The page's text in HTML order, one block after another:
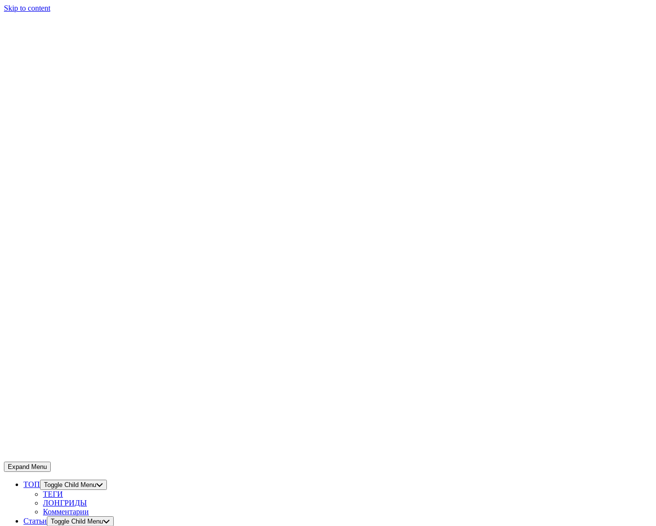
Skip to content
Expand Menu
ТОП Toggle Child Menu
ТЕГИ
ЛОНГРИДЫ
Комментарии
Статьи Toggle Child Menu